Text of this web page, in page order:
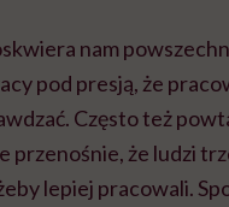
nam
pod presją, że
Często też
przenośnie, że ludzi
lepiej pracowali.